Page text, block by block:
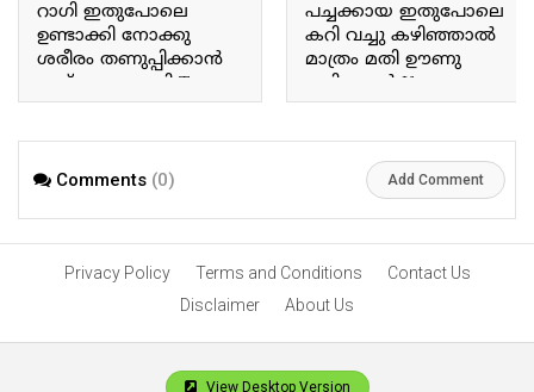
റാഗി ഇതുപോലെ
ഉണ്ടാക്കി നോക്കു
ശരീരം തണുപ്പിക്കാൻ
ഇത് മാത്രം മതി Try
making ragi this way; this
പച്ചക്കായ ഇതുപോലെ
കറി വച്ചു കഴിഞ്ഞാൽ
മാത്രം മതി ഊണു
കഴിക്കാൻ If you prepare
a curry with raw plantains
enough for a meal.
Comments (0) Add Comment
Privacy Policy Terms and Conditions
Contact Us
Disclaimer
About Us
View Desktop Version